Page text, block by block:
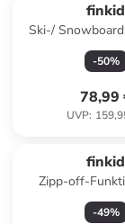
finkid
Ski-/
Husky" in
-50%
78,99
UVP:
finkid
Zipp-off-
"Orava" in
-49%